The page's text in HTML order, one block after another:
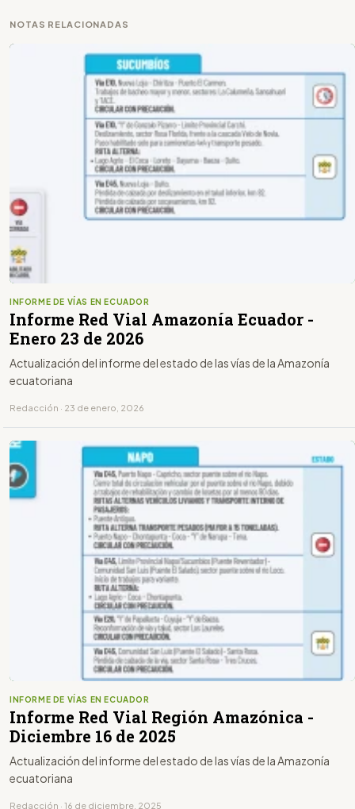
NOTAS RELACIONADAS
INFORME DE VÍAS EN ECUADOR
Informe Red Vial Amazonía Ecuador -
Enero 23 de 2026
Actualización del informe del estado de las vías de la Amazonía
ecuatoriana
Redacción · 23 de enero, 2026
INFORME DE VÍAS EN ECUADOR
Informe Red Vial Región Amazónica -
Diciembre 16 de 2025
Actualización del informe del estado de las vías de la Amazonía
ecuatoriana
Redacción · 16 de diciembre, 2025